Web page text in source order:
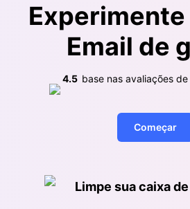
Experimente
Email de
4.5 base nas avaliações de
Começar
Limpe sua caixa